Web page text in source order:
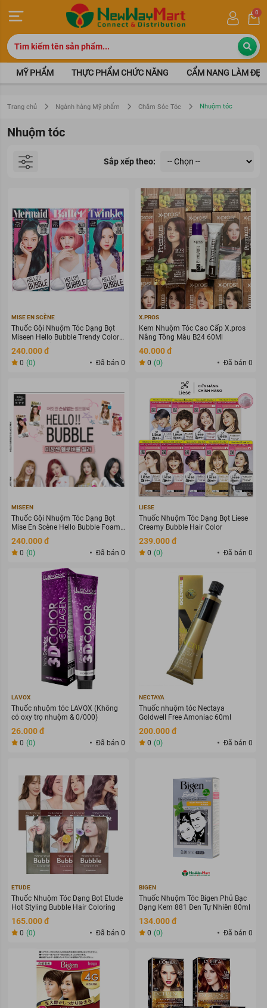
0
MỸ PHẨM THỰC PHẨM CHỨC NĂNG CẨM NANG LÀM ĐẸP
Trang chủ Ngành hàng Mỹ phẩm Chăm Sóc Tóc Nhuộm tóc
Nhuộm tóc
Sắp xếp theo:
MISE EN SCÈNE
Thuốc Gội Nhuộm Tóc Dạng Bọt
Miseen Hello Bubble Trendy Color
Limited Edition
240.000 đ
0 (0) Đã bán 0
X.PROS
Kem Nhuộm Tóc Cao Cấp X.pros
Nâng Tông Màu B24 60Ml
40.000 đ
0 (0) Đã bán 0
MISEEN
Thuốc Gội Nhuộm Tóc Dạng Bọt
Mise En Scène Hello Bubble Foam
Color
240.000 đ
0 (0) Đã bán 0
LIESE
Thuốc Nhuộm Tóc Dạng Bọt Liese
Creamy Bubble Hair Color
239.000 đ
0 (0) Đã bán 0
LAVOX
Thuốc nhuộm tóc LAVOX (Không
có oxy trọ nhuộm & 0/000)
26.000 đ
0 (0) Đã bán 0
NECTAYA
Thuốc nhuộm tóc Nectaya
Goldwell Free Amoniac 60ml
200.000 đ
0 (0) Đã bán 0
ETUDE
Thuốc Nhuộm Tóc Dạng Bọt Etude
Hot Styling Bubble Hair Coloring
165.000 đ
0 (0) Đã bán 0
BIGEN
Thuốc Nhuộm Tóc Bigen Phủ Bạc
Dạng Kem 881 Đen Tự Nhiên 80ml
134.000 đ
0 (0) Đã bán 0